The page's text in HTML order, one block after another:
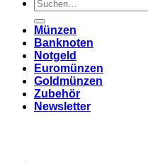
nach:
Münzen
Banknoten
Notgeld
Euromünzen
Goldmünzen
Zubehör
Newsletter